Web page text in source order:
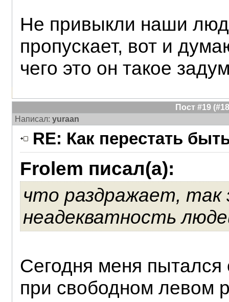
Не привыкли наши
пропускает, вот и
чего это он такое
Пост #19
Написал: yuraan
RE: Как перестать
Frolem писал(а):
что раздражает, так
неадекватность
Сегодня меня пытался
при свободном левом